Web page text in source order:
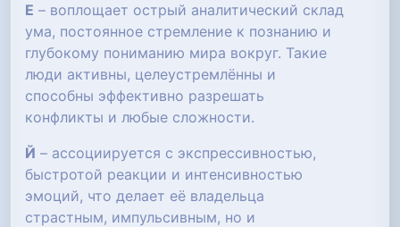
Е – воплощает острый аналитический склад
ума, постоянное стремление к познанию и
глубокому пониманию мира вокруг. Такие
люди активны, целеустремлённы и
способны эффективно разрешать
конфликты и любые сложности.
Й – ассоциируется с экспрессивностью,
быстротой реакции и интенсивностью
эмоций, что делает её владельца
страстным, импульсивным, но и